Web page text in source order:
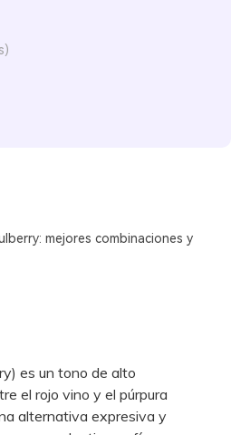
mejores combinaciones y
es un tono de alto
el rojo vino y el púrpura
alternativa expresiva y